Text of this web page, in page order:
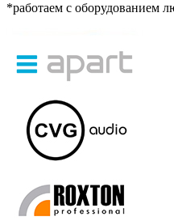
*работаем с оборудованием